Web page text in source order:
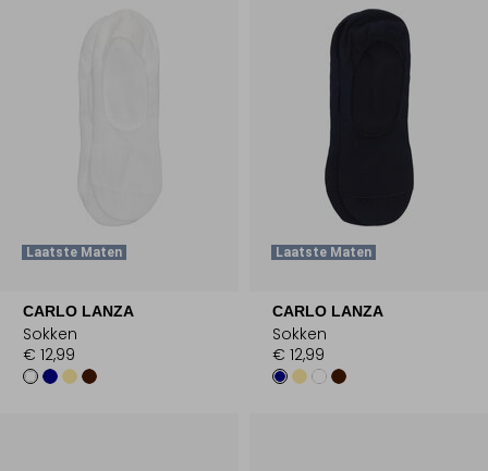
Laatste Maten
CARLO LANZA
Sokken
€ 12,99
Laatste Maten
CARLO LANZA
Sokken
€ 12,99